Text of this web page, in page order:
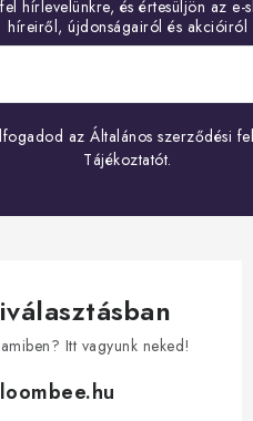
az Általános szerződési
Tájékoztatót.
Itt vagyunk neked!